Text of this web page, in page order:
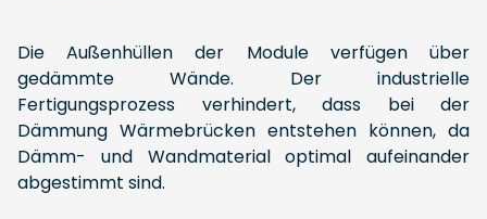
Die Außenhüllen der Module verfügen über
gedämmte Wände. Der industrielle
Fertigungsprozess verhindert, dass bei der
Dämmung Wärmebrücken entstehen können, da
Dämm- und Wandmaterial optimal aufeinander
abgestimmt sind.